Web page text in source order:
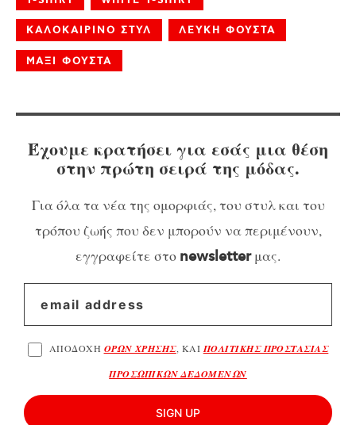
ΚΑΛΟΚΑΙΡΙΝΟ ΣΤΥΛ ΛΕΥΚΗ ΦΟΥΣΤΑ
ΜΑΞΙ ΦΟΥΣΤΑ
Έχουμε κρατήσει για εσάς μια θέση
στην πρώτη σειρά της μόδας.
Για όλα τα νέα της ομορφιάς, του στυλ και του
τρόπου ζωής που δεν μπορούν να περιμένουν,
εγγραφείτε στο newsletterμας.
ΑΠΟΔΟΧΗ ΟΡΩΝ ΧΡΗΣΗΣ, ΚΑΙ ΠΟΛΙΤΙΚΗΣ ΠΡΟΣΤΑΣΙΑΣ
ΠΡΟΣΩΠΙΚΩΝ ΔΕΔΟΜΕΝΩΝ
SIGN UP